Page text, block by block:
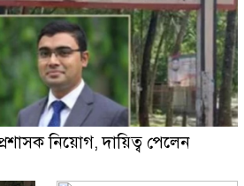
নিয়োগ, দায়িত্ব পেলেন